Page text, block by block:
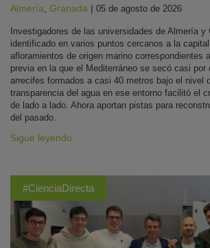
Almería, Granada | 05 de agosto de 2026
Investigadores de las universidades de Almería y
identificado en varios puntos cercanos a la
afloramientos de origen marino correspondientes
previa en la que el Mediterráneo se secó casi
arrecifes formados a casi 40 metros bajo el nivel
transparencia del agua en ese entorno facilitó el
de lado a lado. Ahora aportan pistas para
del pasado.
Sigue leyendo
#CienciaDirecta